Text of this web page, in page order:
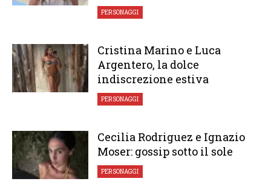
PERSONAGGI
Cristina Marino e Luca
Argentero, la dolce
indiscrezione estiva
PERSONAGGI
Cecilia Rodriguez e Ignazio
Moser: gossip sotto il sole
PERSONAGGI